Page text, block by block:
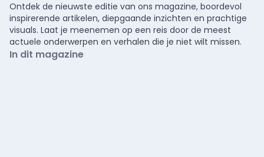
Ontdek de nieuwste editie van ons magazine, boordevol
inspirerende artikelen, diepgaande inzichten en prachtige
visuals. Laat je meenemen op een reis door de meest
actuele onderwerpen en verhalen die je niet wilt missen.
In dit magazine